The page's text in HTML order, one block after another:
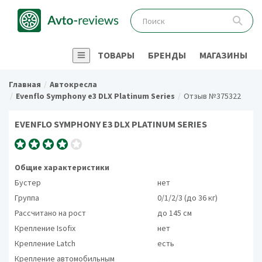
ТОВАРЫ БРЕНДЫ МАГАЗИНЫ
Главная
Автокресла
Evenflo Symphony e3 DLX Platinum Series
Отзыв №375322
EVENFLO SYMPHONY E3 DLX PLATINUM SERIES
Общие характеристики
Бустер
нет
Группа
0/1/2/3 (до 36 кг)
Рассчитано на рост
до 145 см
Крепление Isofix
нет
Крепление Latch
есть
Крепление автомобильным